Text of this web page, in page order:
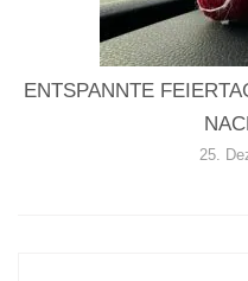
ENTSPANNTE
25.